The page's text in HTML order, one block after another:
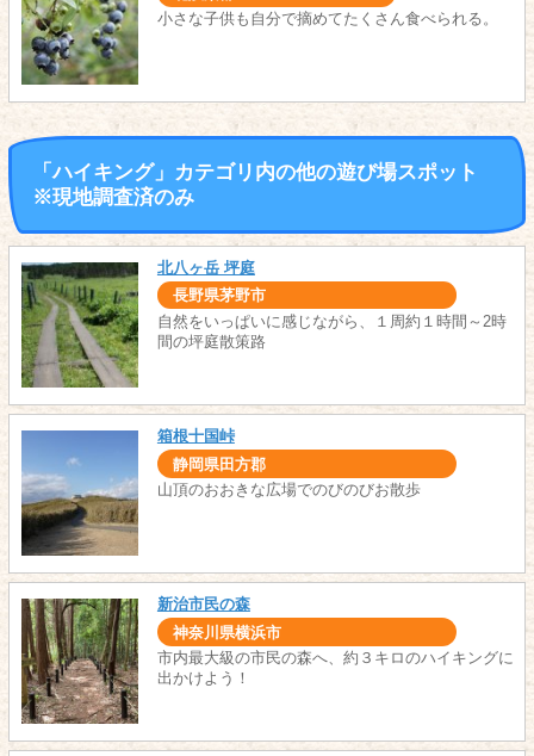
小さな子供も自分で摘めてたくさん食べられる。
「ハイキング」カテゴリ内の他の遊び場スポット
※現地調査済のみ
北八ヶ岳 坪庭
長野県茅野市
自然をいっぱいに感じながら、１周約１時間～2時
間の坪庭散策路
箱根十国峠
静岡県田方郡
山頂のおおきな広場でのびのびお散歩
新治市民の森
神奈川県横浜市
市内最大級の市民の森へ、約３キロのハイキングに
出かけよう！